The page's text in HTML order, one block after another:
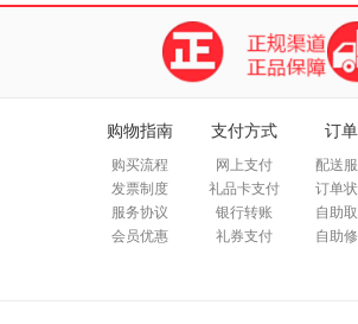
购物指南
购买流程
发票制度
服务协议
会员优惠
支付方式
网上支付
礼品卡支付
银行转账
礼券支付
订
配送
订单
自助
自助